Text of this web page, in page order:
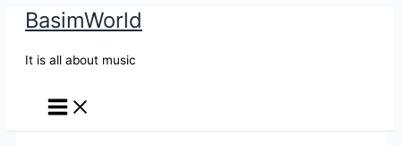
BasimWorld
It is all about music